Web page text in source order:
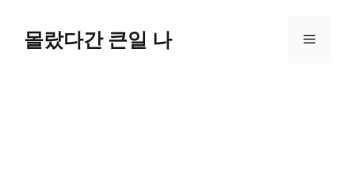
몰랐다간 큰일 나 메